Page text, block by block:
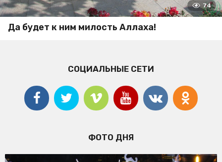
74
Да будет к ним милость Аллаха!
СОЦИАЛЬНЫЕ СЕТИ
ФОТО ДНЯ